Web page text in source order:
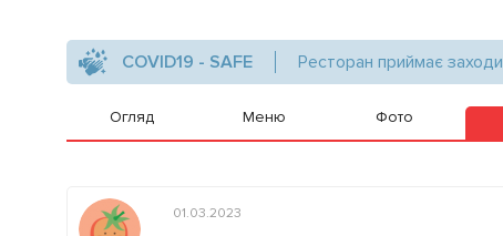
COVID19 - SAFE Ресторан приймає
Огляд Меню Фото
01.03.2023